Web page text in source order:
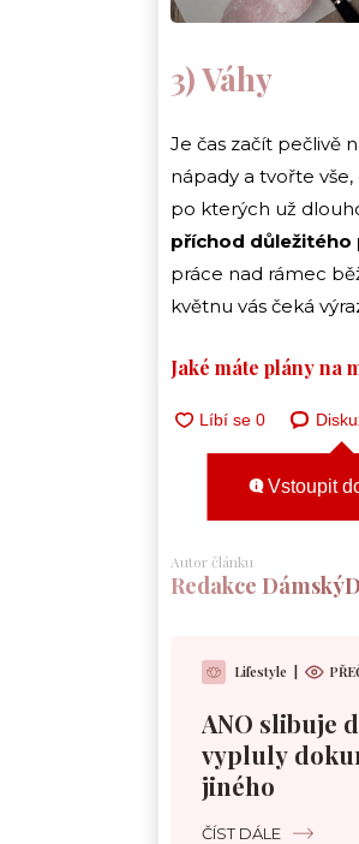
3) Váhy
Je čas začít pečlivě
nápady a tvořte
po kterých už
příchod
práce nad rámec
květnu vás čeká
Jaké máte plány na
Vstoupit
Autor článku
Redakce
Lifestyle
ANO slibuje
vypluly
jiného
ČÍST DÁLE